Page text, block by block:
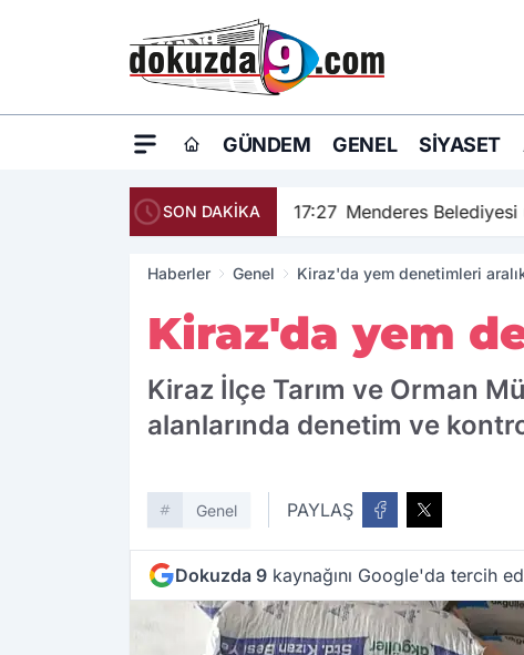
GÜNDEM GENEL SIYASET
SON DAKİKA 17:27 Menderes Belediyesi
Haberler Genel Kiraz'da yem denetimleri
Kiraz'da yem
Kiraz İlçe Tarım ve Orman
alanlarında denetim ve
Genel PAYLAŞ
Dokuzda 9 kaynağını Google'da tercih